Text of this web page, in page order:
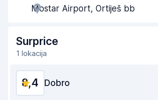
Brzina preuzimanja vozila
Brzina vraćanja vozila
Čistoća automobila
Stanje vozila
Mostar Airport, Ortiješ bb
Surprice
1 lokacija
8,4 Dobro